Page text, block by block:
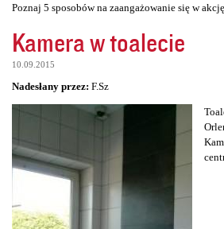
Poznaj 5 sposobów na zaangażowanie się w
Kamera w toalecie
10.09.2015
Nadesłany przez: F.Sz